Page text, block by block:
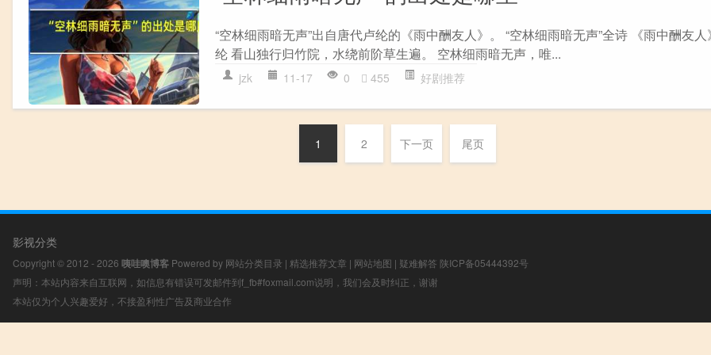
“空林细雨暗无声”出自唐代卢纶的《雨中酬友人》。 “空林细雨暗无声”全诗 《雨中酬友
纶 看山独行归竹院，水绕前阶草生遍。 空林细雨暗无声，唯...
jzk 11-17 0 455 好剧推荐
1 2 下一页 尾页
影视分类
Copyright © 2012 - 2026 咦哇噢博客 Powered by 网站分类目录 | 精选推荐文章 | 网站地图 | 疑难解答 陕ICP备05444392号
声明：本站内容来自互联网，如信息有错误可发邮件到f_fb#foxmail.com说明，我们会及时纠正，谢谢
本站仅为个人兴趣爱好，不接盈利性广告及商业合作